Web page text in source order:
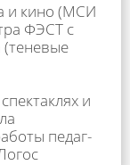
и кино (МСИ
ФЭСТ с
(теневые
и
педаг­